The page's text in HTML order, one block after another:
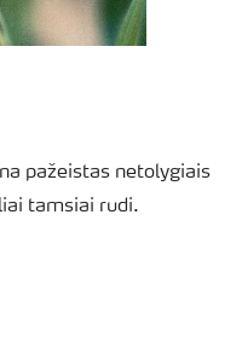
pažeistas netolygiais
tamsiai rudi.